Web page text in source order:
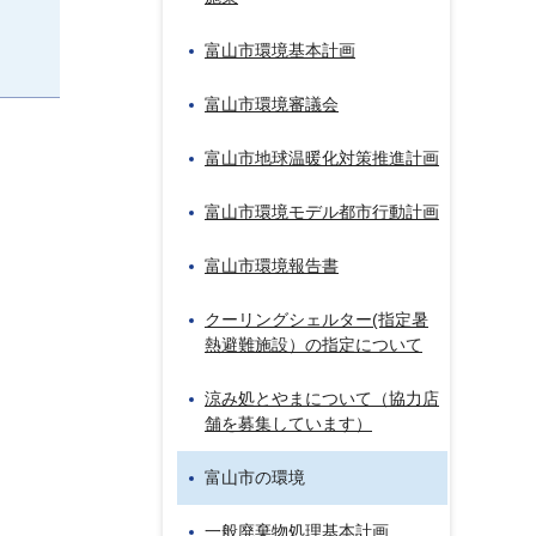
富山市環境基本計画
富山市環境審議会
富山市地球温暖化対策推進計画
富山市環境モデル都市行動計画
富山市環境報告書
クーリングシェルター(指定暑
熱避難施設）の指定について
涼み処とやまについて（協力店
舗を募集しています）
富山市の環境
一般廃棄物処理基本計画